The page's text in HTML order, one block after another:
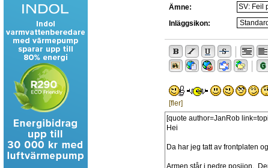
Ämne:
Inläggsikon:
[fler]